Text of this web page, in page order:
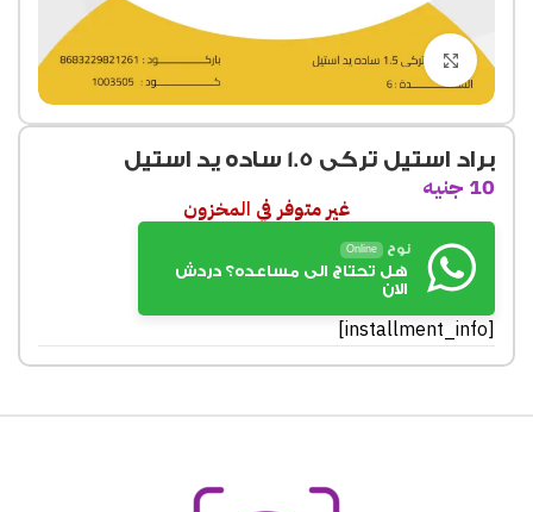
Click to enlarge
براد استيل تركى 1.5 ساده يد استيل
10 جنيه
غير متوفر في المخزون
نوح Online
هل تحتاج الى مساعده؟ دردش
الان
[installment_info]